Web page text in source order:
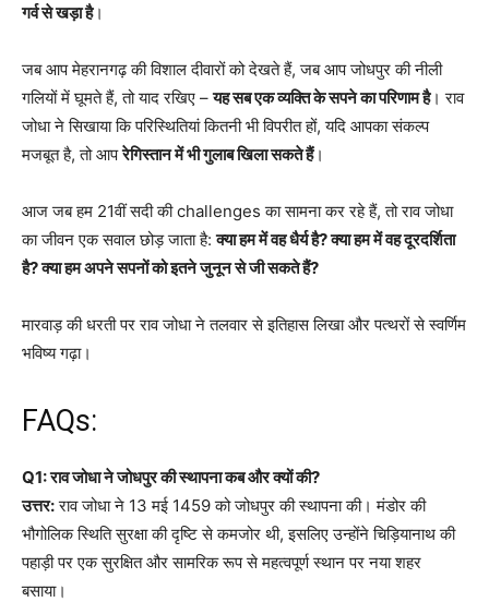
गर्व से खड़ा है।
जब आप मेहरानगढ़ की विशाल दीवारों को देखते हैं, जब आप जोधपुर की नीली
गलियों में घूमते हैं, तो याद रखिए –यह सब एक व्यक्ति के सपने का परिणाम है। राव
जोधा ने सिखाया कि परिस्थितियां कितनी भी विपरीत हों, यदि आपका संकल्प
मजबूत है, तो आपरेगिस्तान में भी गुलाब खिला सकते हैं।
आज जब हम 21वीं सदी की challenges का सामना कर रहे हैं, तो राव जोधा
का जीवन एक सवाल छोड़ जाता है:क्या हम में वह धैर्य है? क्या हम में वह दूरदर्शिता
है? क्या हम अपने सपनों को इतने जुनून से जी सकते हैं?
मारवाड़ की धरती पर राव जोधा ने तलवार से इतिहास लिखा और पत्थरों से स्वर्णिम
भविष्य गढ़ा।
FAQs:
Q1: राव जोधा ने जोधपुर की स्थापना कब और क्यों की?
उत्तर:राव जोधा ने 13 मई 1459 को जोधपुर की स्थापना की। मंडोर की
भौगोलिक स्थिति सुरक्षा की दृष्टि से कमजोर थी, इसलिए उन्होंने चिड़ियानाथ की
पहाड़ी पर एक सुरक्षित और सामरिक रूप से महत्वपूर्ण स्थान पर नया शहर
बसाया।